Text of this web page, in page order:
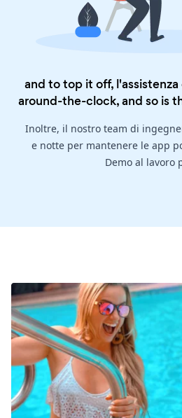
and to top it off,
around-the-clock, and so is
Inoltre, il nostro team di
e notte per mantenere le app
Demo al lavoro